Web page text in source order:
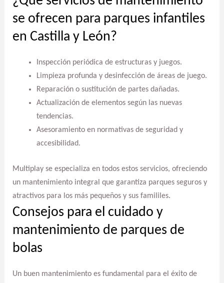
se ofrecen para parques infantiles
en Castilla y León?
Inspección periódica de estructuras y juegos.
Limpieza profunda y desinfección de áreas de juego.
Reparación o sustitución de partes dañadas.
Actualización de elementos según las nuevas
tendencias.
Asesoramiento en normativas de seguridad y
accesibilidad.
Multiplay se especializa en todos estos servicios, ofreciendo
un mantenimiento integral que garantiza parques seguros y
atractivos para los más pequeños y sus famililes.
Consejos para el cuidado y
mantenimiento de parques de
bolas
Un buen mantenimiento es fundamental para el éxito de